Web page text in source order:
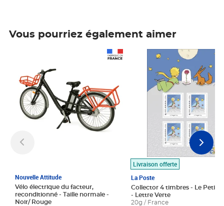
Vous pourriez également aimer
Nouvelle Attitude
Vélo électrique du facteur,
reconditionné - Taille normale -
Noir/ Rouge
Livraison offerte
La Poste
Collector 4 timbres - Le Petit
- Lettre Verte
20g / France
Prix 7,50€